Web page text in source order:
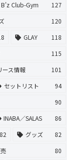
B’z Club-Gym
127
120
GLAY
118
115
ース情報
101
セットリスト
94
90
INABA／SALAS
86
82 グッズ
82
80